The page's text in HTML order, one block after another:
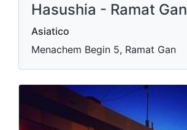
Hasushia - Ramat Gan
Asiatico
Menachem Begin 5, Ramat Gan